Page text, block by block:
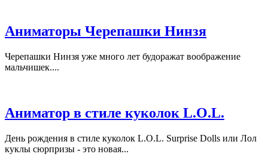
Аниматоры Черепашки Нинзя
Черепашки Нинзя уже много лет будоражат воображение
мальчишек....
Аниматор в стиле куколок L.O.L.
День рождения в стиле куколок L.O.L. Surprise Dolls или Лол
куклы сюрпризы - это новая...